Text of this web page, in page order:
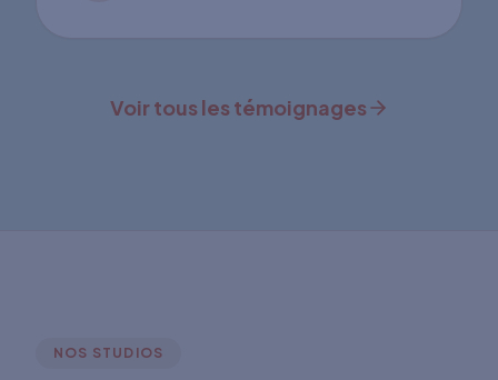
Voir tous les témoignages
NOS STUDIOS